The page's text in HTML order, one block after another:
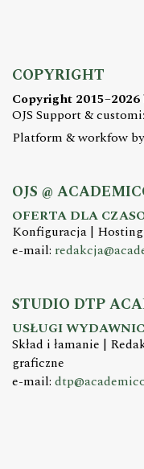
COPYRIGHT
Copyright 2015–2026
OJS Support &
Platform & workfow by
OJS @
OFERTA DLA
Konfiguracja |
e-mail:
STUDIO DTP
USŁUGI
Skład i łamanie |
graficzne
e-mail: